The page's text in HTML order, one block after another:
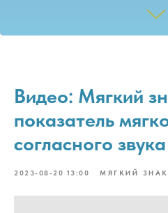
Участвовать
Видео: Мягкий
показатель
согласного звука
2023-08-20 13:00 МЯГКИЙ ЗНАК